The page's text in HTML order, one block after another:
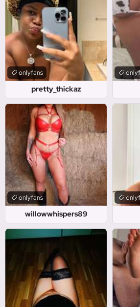
pretty_thickaz
onlyfans
willowwhispers89
onlyfans